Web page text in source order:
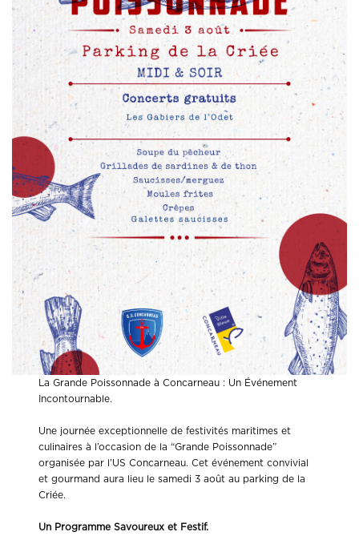
La Grande Poissonnade à Concarneau : Un Événement
Incontournable.
Une journée exceptionnelle de festivités maritimes et
culinaires à l’occasion de la “Grande Poissonnade”
organisée par l’US Concarneau. Cet événement convivial
et gourmand aura lieu le samedi 3 août au parking de la
Criée.
Un Programme Savoureux et Festif.